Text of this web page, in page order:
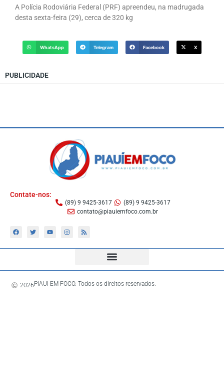
A Polícia Rodoviária Federal (PRF) apreendeu, na madrugada
desta sexta-feira (29), cerca de 320 kg
WhatsApp Telegram Facebook X
PUBLICIDADE
Contate-nos:
(89) 9 9425-3617
(89) 9 9425-3617
contato@piauiemfoco.com.br
2026PIAUI EM FOCO. Todos os direitos reservados.